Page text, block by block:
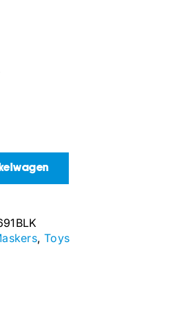
,Toys